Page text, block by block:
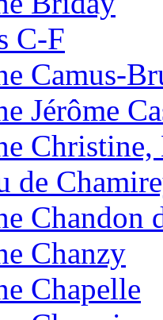
C-F
Camus-
Jérôme
de
Chandon
Chanzy
Chapelle